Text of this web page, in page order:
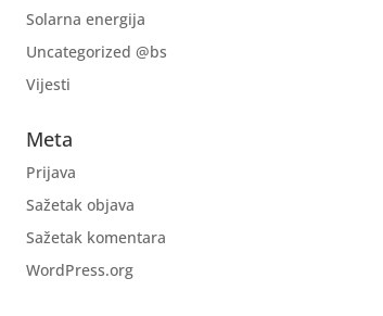
Solarna energija
Uncategorized @bs
Vijesti
Meta
Prijava
Sažetak objava
Sažetak komentara
WordPress.org